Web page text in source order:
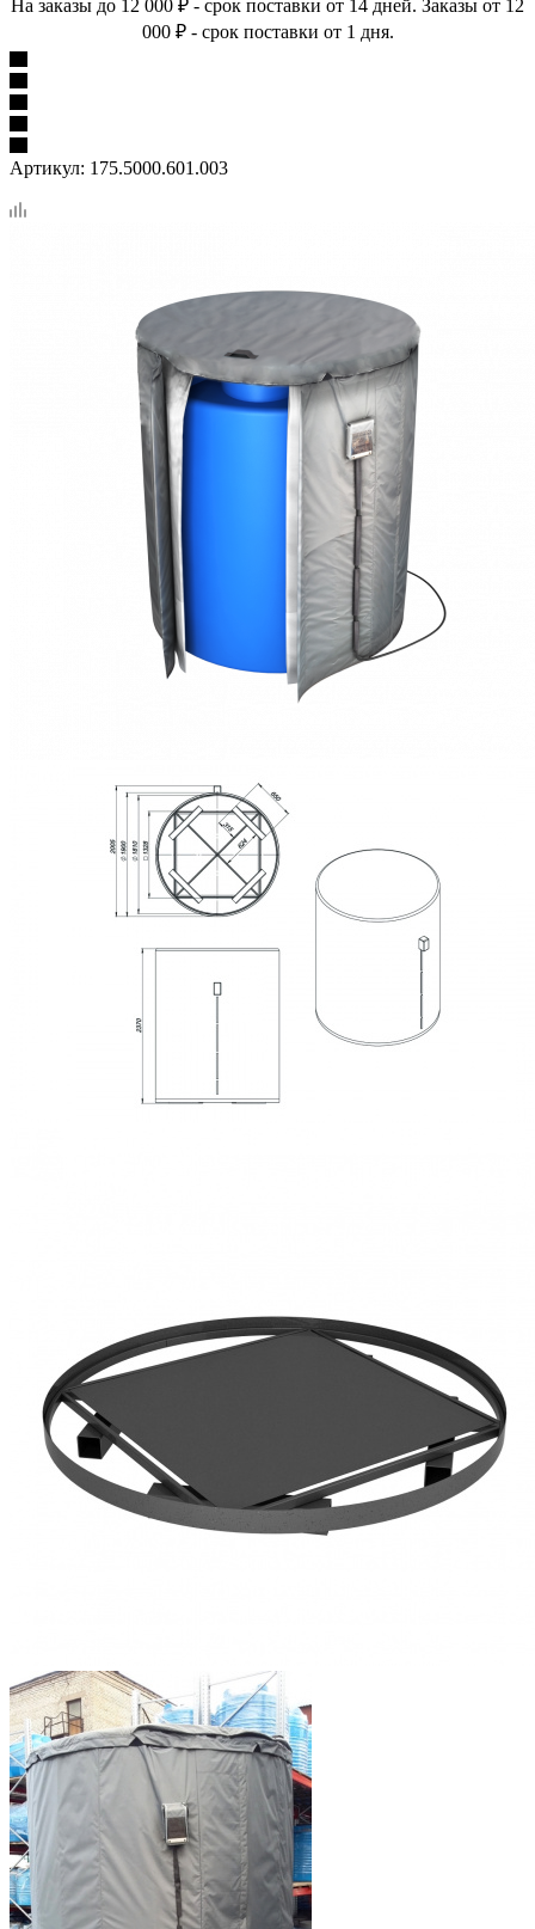
На заказы до 12 000 ₽ - срок поставки от 14 дней. Заказы от 12
000 ₽ - срок поставки от 1 дня.
Артикул: 175.5000.601.003